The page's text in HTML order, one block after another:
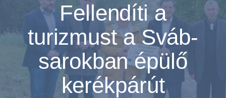
Fellendíti a
turizmust a Sváb-
sarokban épülő
kerékpárút